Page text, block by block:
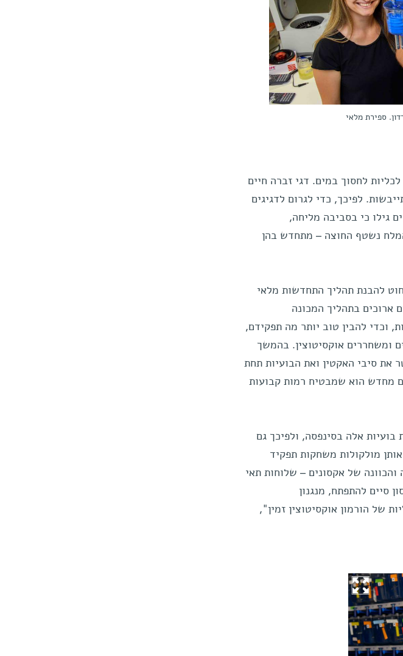
ספירת מלאי
לחסוך במים. דגי זברה חיים
לפיכך, כדי לגרום לדגיגים
גילו כי בסביבה מליחה,
נשטף החוצה – מתחדש בהן
להבנת תהליך התחדשות מלאי
ארוכים בתהליך המכונה
וכדי להבין טוב יותר מה תפקידם,
ומשחררים אוקסיטוצין. בהמשך
את סיבי האקטין ואת הבועיות תחת
מחדש הוא שמבטיח רמות קבועות
בועיות אלה בסינפסה, ולפיכך גם
מולקולות משחקות תפקיד
של אקסונים – שלוחות תאי
סיים להתפתח, מנגנון
של הורמון אוקסיטוצין זמין",